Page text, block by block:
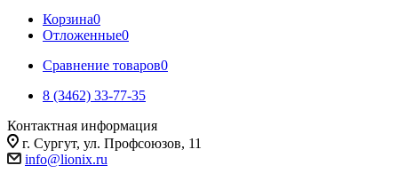
Корзина0
Отложенные0
Сравнение товаров0
8 (3462) 33-77-35
Контактная информация
г. Сургут, ул. Профсоюзов, 11
info@lionix.ru